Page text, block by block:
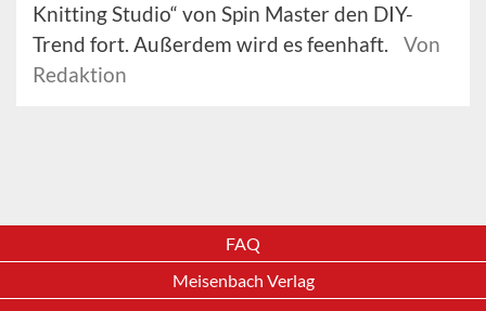
Knitting Studio“ von Spin Master den DIY-
Trend fort. Außerdem wird es feenhaft.
Von
Redaktion
FAQ
Meisenbach Verlag